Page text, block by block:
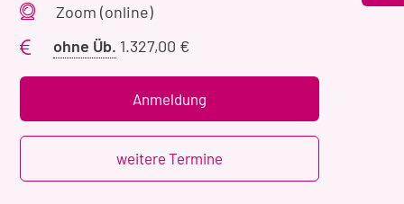
Veranstaltungsort
Zoom (online)
ohne Üb. Preis
Übernachtung
1.327,00 €
Anmeldung
weitere Termine